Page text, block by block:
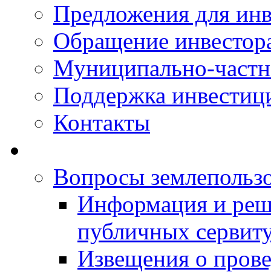
Предложения для
Обращение
Муниципально-
Поддержка
Контакты
Вопросы
Информация и
публичных
Извещения о